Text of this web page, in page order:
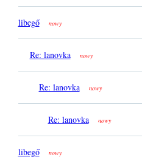
libegő nowy
Re: lanovka nowy
Re: lanovka nowy
Re: lanovka nowy
libegő nowy